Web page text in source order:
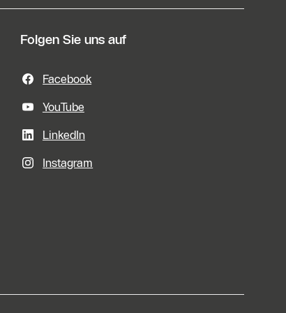
Folgen Sie uns auf
Facebook
YouTube
LinkedIn
Instagram